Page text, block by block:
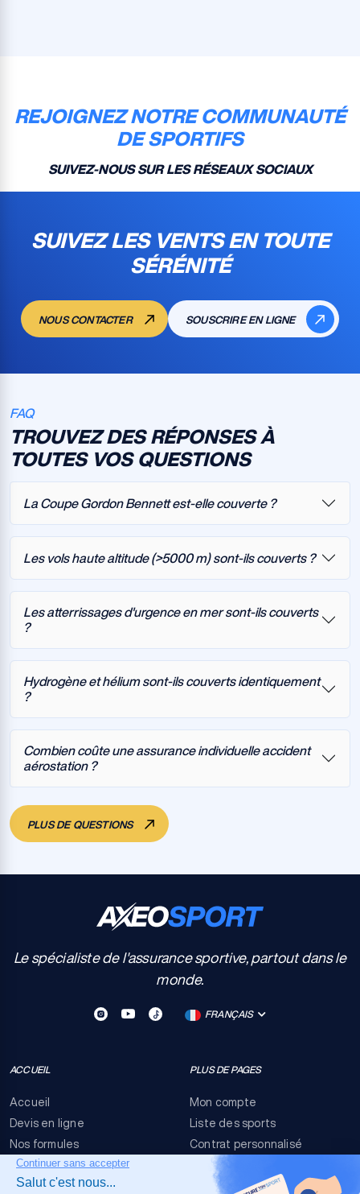
REJOIGNEZ NOTRE COMMUNAUTÉ
DE SPORTIFS
SUIVEZ-NOUS SUR LES RÉSEAUX SOCIAUX
SUIVEZ LES VENTS EN TOUTE
SÉRÉNITÉ
NOUS CONTACTER SOUSCRIRE EN LIGNE
FAQ
TROUVEZ DES RÉPONSES À
TOUTES VOS QUESTIONS
La Coupe Gordon Bennett est-elle couverte ?
Les vols haute altitude (>5000 m) sont-ils couverts ?
Les atterrissages d'urgence en mer sont-ils couverts
?
Hydrogène et hélium sont-ils couverts identiquement
?
Combien coûte une assurance individuelle accident
aérostation ?
PLUS DE QUESTIONS
Le spécialiste de l'assurance sportive, partout dans le
monde.
FRANÇAIS
ACCUEIL
Accueil
Devis en ligne
Nos formules
FAQ
Nous contacter
PLUS DE PAGES
Mon compte
Liste des sports
Contrat personnalisé
Conditions générales
Risques événementiels